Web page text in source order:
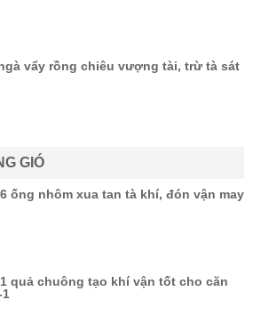
vẩy rồng chiêu vượng tài, trừ tà sát
GIÓ
ống nhôm xua tan tà khí, đón vận may
quả chuông tạo khí vận tốt cho căn
1